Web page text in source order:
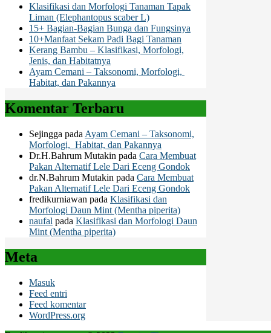
Klasifikasi dan Morfologi Tanaman Tapak
Liman (Elephantopus scaber L)
15+ Bagian-Bagian Bunga dan Fungsinya
10+Manfaat Sekam Padi Bagi Tanaman
Kerang Bambu – Klasifikasi, Morfologi,
Jenis, dan Habitatnya
Ayam Cemani – Taksonomi, Morfologi,
Habitat, dan Pakannya
Komentar Terbaru
Sejingga pada Ayam Cemani – Taksonomi,
Morfologi, Habitat, dan Pakannya
Dr.H.Bahrum Mutakin pada Cara Membuat
Pakan Alternatif Lele Dari Eceng Gondok
dr.N.Bahrum Mutakin pada Cara Membuat
Pakan Alternatif Lele Dari Eceng Gondok
fredikurniawan pada Klasifikasi dan
Morfologi Daun Mint (Mentha piperita)
naufal pada Klasifikasi dan Morfologi Daun
Mint (Mentha piperita)
Meta
Masuk
Feed entri
Feed komentar
WordPress.org